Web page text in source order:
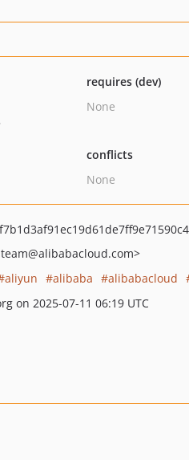
requires (dev)
None
conflicts
None
@alibabacloud.com>
aliyun alibaba alibabacloud
on 2025-07-11 06:19 UTC